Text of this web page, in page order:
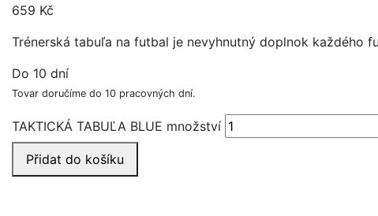
659 Kč
Trénerská tabuľa na futbal je nevyhnutný doplnok každého
Do 10 dní
Tovar doručíme do 10 pracovných dní.
TAKTICKÁ TABUĽA BLUE množství
Přidat do košíku